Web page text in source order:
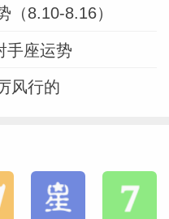
（8.10-8.16）
手座运势
风行的